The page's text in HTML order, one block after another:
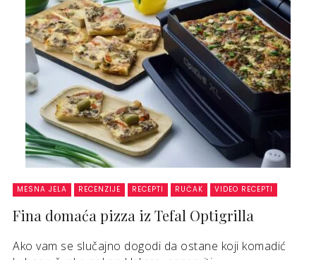
MESNA JELA RECENZIJE RECEPTI RUČAK VIDEO RECEPTI
Fina domaća pizza iz Tefal Optigrilla
Ako vam se slučajno dogodi da ostane koji komadić